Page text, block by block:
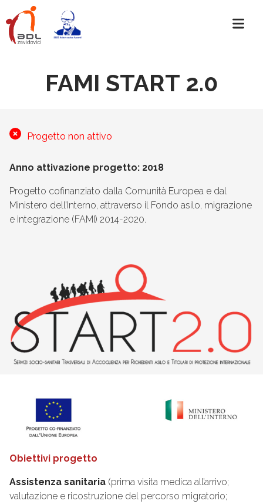
FAMI START 2.0
Progetto non attivo
Anno attivazione progetto: 2018
Progetto cofinanziato dalla Comunità Europea e dal
Ministero dell’Interno, attraverso il Fondo asilo, migrazione
e integrazione (FAMI) 2014-2020.
Obiettivi progetto
Assistenza sanitaria (prima visita medica all’arrivo;
valutazione e ricostruzione del percorso migratorio;